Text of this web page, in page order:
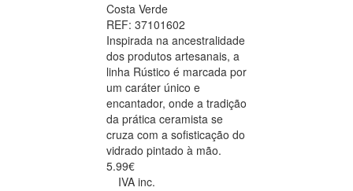
Costa Verde
REF: 37101602
Inspirada na ancestralidade
dos produtos artesanais, a
linha Rústico é marcada por
um caráter único e
encantador, onde a tradição
da prática ceramista se
cruza com a sofisticação do
vidrado pintado à mão.
5.99€
IVA inc.